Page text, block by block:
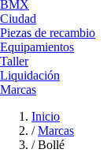
BMX
Ciudad
Piezas de recambio
Equipamientos
Taller
Liquidación
Marcas
Inicio
/ Marcas
/ Bollé